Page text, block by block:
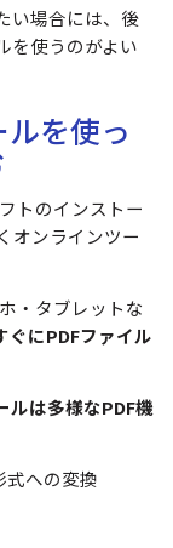
い場合には、後
を使うのがよい
を使っ
トのインストー
オンラインツー
・タブレットな
ぐにPDFファイル
ルは多様なPDF機
式への変換